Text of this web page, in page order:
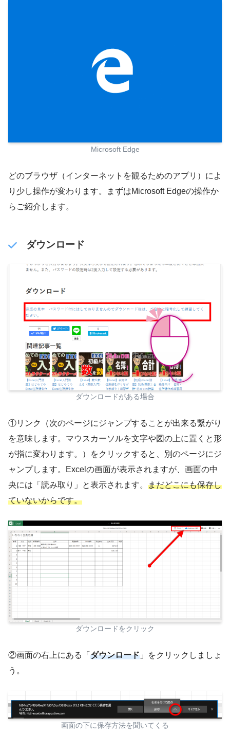
Microsoft Edge
どのブラウザ（インターネットを観るためのアプリ）によ
り少し操作が変わります。まずはMicrosoft Edgeの操作か
らご紹介します。
ダウンロード
ダウンロードがある場合
①リンク（次のページにジャンプすることが出来る繋がり
を意味します。マウスカーソルを文字や図の上に置くと形
が指に変わります。）をクリックすると、別のページにジ
ャンプします。Excelの画面が表示されますが、画面の中
央には「読み取り」と表示されます。 まだどこにも保存し
ていないからです。
ダウンロードをクリック
②画面の右上にある「 ダウンロード 」をクリックしましょ
う。
画面の下に保存方法を聞いてくる